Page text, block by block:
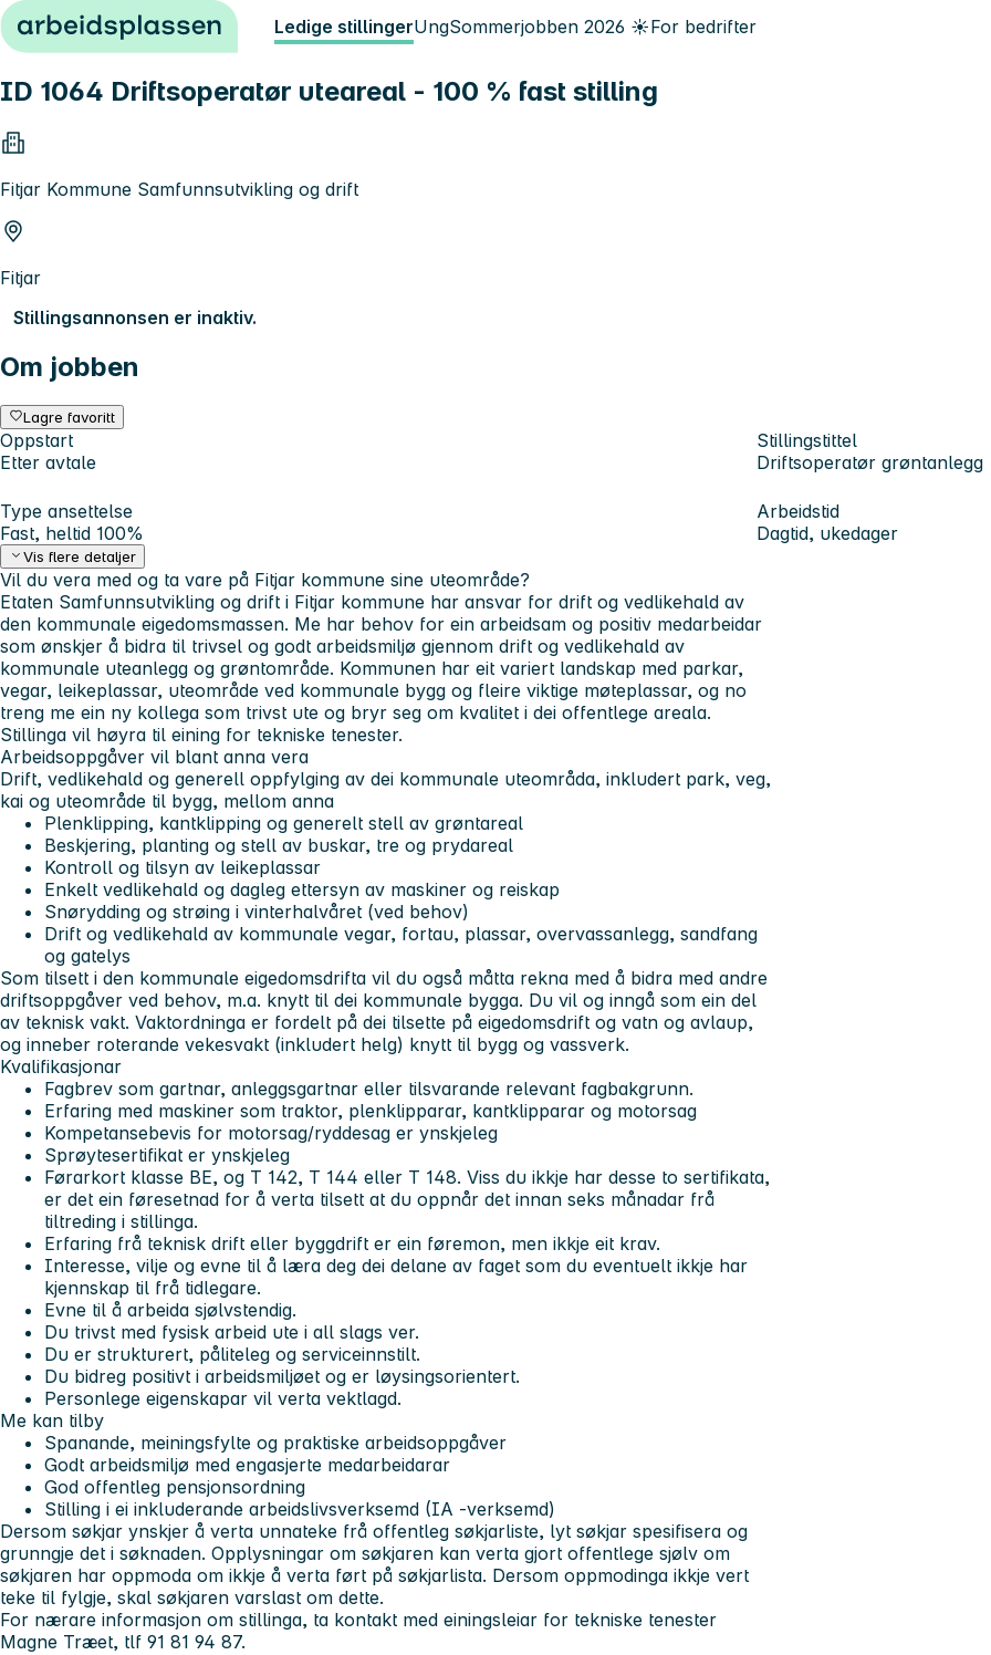
Hopp til innhold Ledige stillingerUngSommerjobben 2026 ☀️For bedrifter
ID 1064 Driftsoperatør uteareal - 100 % fast stilling
Fitjar Kommune Samfunnsutvikling og drift
Fitjar
Stillingsannonsen er inaktiv.
Om jobben
Lagre favoritt
Oppstart
Etter avtale
Stillingstittel
Driftsoperatør grøntanlegg
Type ansettelse
Fast, heltid 100%
Arbeidstid
Dagtid, ukedager
Vis flere detaljer
Vil du vera med og ta vare på Fitjar kommune sine uteområde?
Etaten Samfunnsutvikling og drift i Fitjar kommune har ansvar for drift og vedlikehald av
den kommunale eigedomsmassen. Me har behov for ein arbeidsam og positiv medarbeidar
som ønskjer å bidra til trivsel og godt arbeidsmiljø gjennom drift og vedlikehald av
kommunale uteanlegg og grøntområde. Kommunen har eit variert landskap med parkar,
vegar, leikeplassar, uteområde ved kommunale bygg og fleire viktige møteplassar, og no
treng me ein ny kollega som trivst ute og bryr seg om kvalitet i dei offentlege areala.
Stillinga vil høyra til eining for tekniske tenester.
Arbeidsoppgåver vil blant anna vera
Drift, vedlikehald og generell oppfylging av dei kommunale uteområda, inkludert park, veg,
kai og uteområde til bygg, mellom anna
Plenklipping, kantklipping og generelt stell av grøntareal
Beskjering, planting og stell av buskar, tre og prydareal
Kontroll og tilsyn av leikeplassar
Enkelt vedlikehald og dagleg ettersyn av maskiner og reiskap
Snørydding og strøing i vinterhalvåret (ved behov)
Drift og vedlikehald av kommunale vegar, fortau, plassar, overvassanlegg, sandfang
og gatelys
Som tilsett i den kommunale eigedomsdrifta vil du også måtta rekna med å bidra med andre
driftsoppgåver ved behov, m.a. knytt til dei kommunale bygga. Du vil og inngå som ein del
av teknisk vakt. Vaktordninga er fordelt på dei tilsette på eigedomsdrift og vatn og avlaup,
og inneber roterande vekesvakt (inkludert helg) knytt til bygg og vassverk.
Kvalifikasjonar
Fagbrev som gartnar, anleggsgartnar eller tilsvarande relevant fagbakgrunn.
Erfaring med maskiner som traktor, plenklipparar, kantklipparar og motorsag
Kompetansebevis for motorsag/ryddesag er ynskjeleg
Sprøytesertifikat er ynskjeleg
Førarkort klasse BE, og T 142, T 144 eller T 148. Viss du ikkje har desse to sertifikata,
er det ein føresetnad for å verta tilsett at du oppnår det innan seks månadar frå
tiltreding i stillinga.
Erfaring frå teknisk drift eller byggdrift er ein føremon, men ikkje eit krav.
Interesse, vilje og evne til å læra deg dei delane av faget som du eventuelt ikkje har
kjennskap til frå tidlegare.
Evne til å arbeida sjølvstendig.
Du trivst med fysisk arbeid ute i all slags ver.
Du er strukturert, påliteleg og serviceinnstilt.
Du bidreg positivt i arbeidsmiljøet og er løysingsorientert.
Personlege eigenskapar vil verta vektlagd.
Me kan tilby
Spanande, meiningsfylte og praktiske arbeidsoppgåver
Godt arbeidsmiljø med engasjerte medarbeidarar
God offentleg pensjonsordning
Stilling i ei inkluderande arbeidslivsverksemd (IA -verksemd)
Dersom søkjar ynskjer å verta unnateke frå offentleg søkjarliste, lyt søkjar spesifisera og
grunngje det i søknaden. Opplysningar om søkjaren kan verta gjort offentlege sjølv om
søkjaren har oppmoda om ikkje å verta ført på søkjarlista. Dersom oppmodinga ikkje vert
teke til fylgje, skal søkjaren varslast om dette.
For nærare informasjon om stillinga, ta kontakt med einingsleiar for tekniske tenester
Magne Træet, tlf 91 81 94 87.